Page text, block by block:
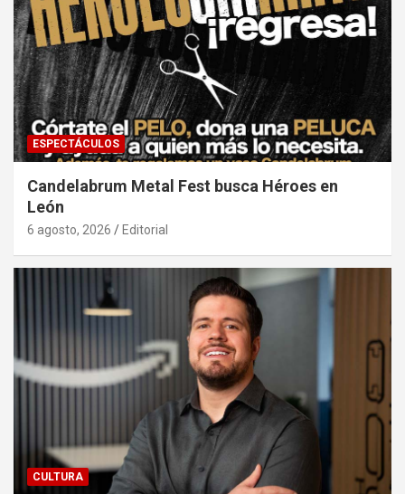
ESPECTÁCULOS
Candelabrum Metal Fest busca Héroes en
León
6 agosto, 2026 Editorial
CULTURA